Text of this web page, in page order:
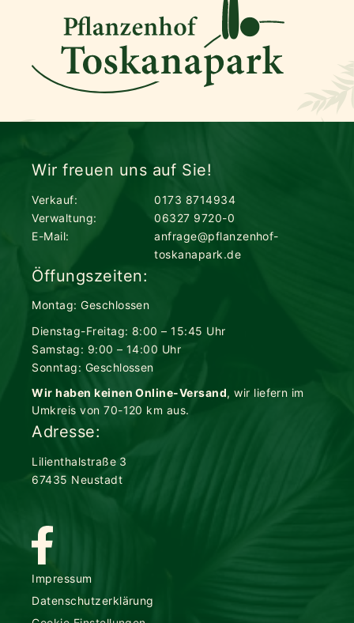
Wir freuen uns auf Sie!
Verkauf:
0173 8714934
Verwaltung:
06327 9720-0
E-Mail:
anfrage@pflanzenhof-
toskanapark.de
Öffungszeiten:
Montag: Geschlossen
Dienstag-Freitag: 8:00 – 15:45 Uhr
Samstag: 9:00 – 14:00 Uhr
Sonntag: Geschlossen
Wir haben keinen Online-Versand, wir liefern im
Umkreis von 70-120 km aus.
Adresse:
Lilienthalstraße 3
67435 Neustadt
Impressum
Datenschutzerklärung